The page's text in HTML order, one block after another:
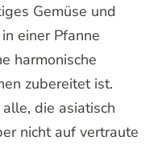
Gemüse und
einer Pfanne
harmonische
zubereitet ist.
die asiatisch
nicht auf vertraute